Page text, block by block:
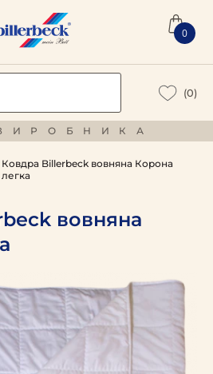
0
(0)
Ковдра Billerbeck вовняна Корона
легка
вовняна